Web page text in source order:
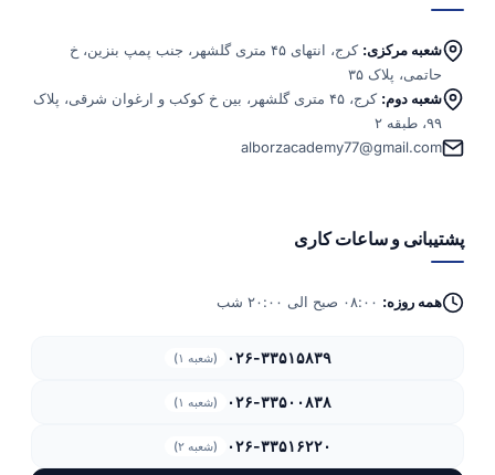
شعبه مرکزی:
کرج، انتهای ۴۵ متری گلشهر، جنب پمپ بنزین، خ
حاتمی، پلاک ۳۵
شعبه دوم:
کرج، ۴۵ متری گلشهر، بین خ کوکب و ارغوان شرقی، پلاک
۹۹، طبقه ۲
alborzacademy77@gmail.com
پشتیبانی و ساعات کاری
همه روزه:
۰۲۶-۳۳۵۱۵۸۳۹ (شعبه ۱)
۰۲۶-۳۳۵۰۰۸۳۸ (شعبه ۱)
۰۲۶-۳۳۵۱۶۲۲۰ (شعبه ۲)